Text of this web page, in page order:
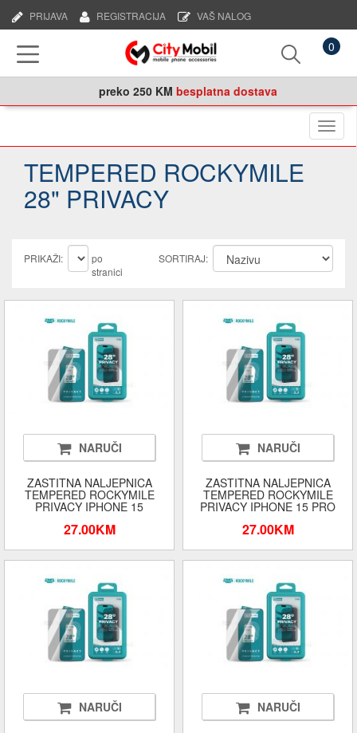
VAŠ NALOG
REGISTRACIJA
PRIJAVA
0
preko 250 KM besplatna dostava
TEMPERED ROCKYMILE
28" PRIVACY
PRIKAŽI:
po
stranici
SORTIRAJ:
NARUČI
ZASTITNA NALJEPNICA
TEMPERED ROCKYMILE
PRIVACY IPHONE 15
27.00KM
NARUČI
ZASTITNA NALJEPNICA
TEMPERED ROCKYMILE
PRIVACY IPHONE 15 PRO
27.00KM
NARUČI NARUČI